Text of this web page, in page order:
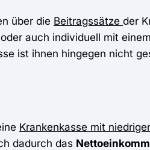
über die Beitragssätze der
oder auch individuell mit
ist ihnen hingegen nicht
Krankenkasse mit
dadurch das